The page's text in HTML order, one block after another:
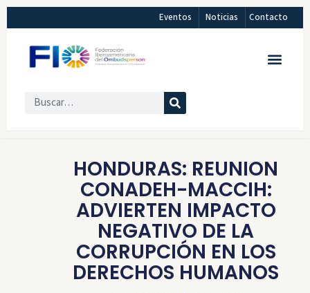
Eventos Noticias Contacto
HONDURAS: REUNION
CONADEH-MACCIH:
ADVIERTEN IMPACTO
NEGATIVO DE LA
CORRUPCIÓN EN LOS
DERECHOS HUMANOS